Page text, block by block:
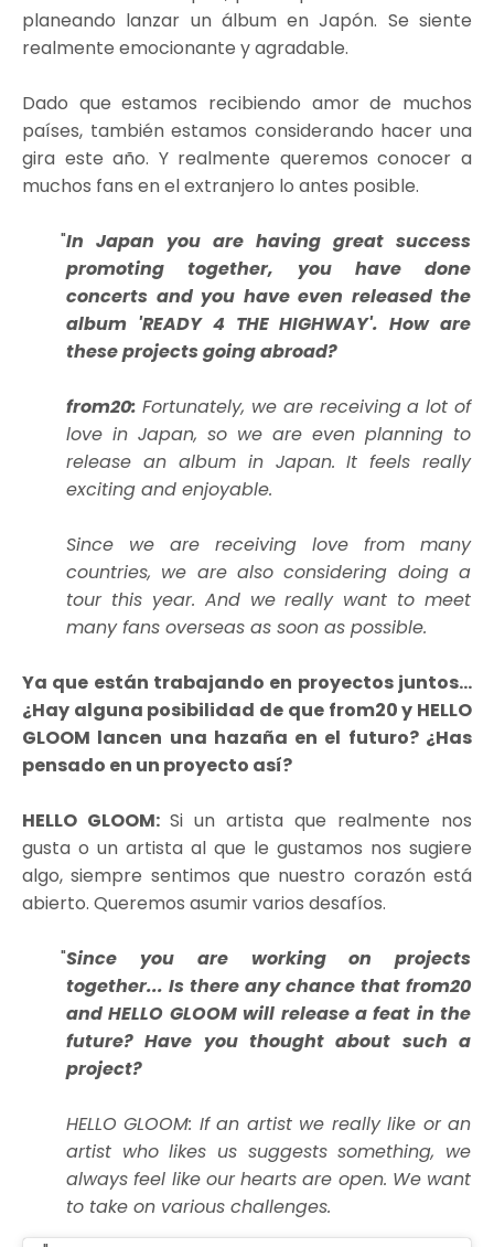
planeando lanzar un álbum en Japón. Se siente
realmente emocionante y agradable.
Dado que estamos recibiendo amor de muchos
países, también estamos considerando hacer una
gira este año. Y realmente queremos conocer a
muchos fans en el extranjero lo antes posible.
In Japan you are having great success
promoting together, you have done
concerts and you have even released the
album 'READY 4 THE HIGHWAY'. How are
these projects going abroad?
from20: Fortunately, we are receiving a lot of
love in Japan, so we are even planning to
release an album in Japan. It feels really
exciting and enjoyable.
Since we are receiving love from many
countries, we are also considering doing a
tour this year. And we really want to meet
many fans overseas as soon as possible.
Ya que están trabajando en proyectos juntos...
¿Hay alguna posibilidad de que from20 y HELLO
GLOOM lancen una hazaña en el futuro? ¿Has
pensado en un proyecto así?
HELLO GLOOM: Si un artista que realmente nos
gusta o un artista al que le gustamos nos sugiere
algo, siempre sentimos que nuestro corazón está
abierto. Queremos asumir varios desafíos.
Since you are working on projects
together... Is there any chance that from20
and HELLO GLOOM will release a feat in the
future? Have you thought about such a
project?
HELLO GLOOM: If an artist we really like or an
artist who likes us suggests something, we
always feel like our hearts are open. We want
to take on various challenges.